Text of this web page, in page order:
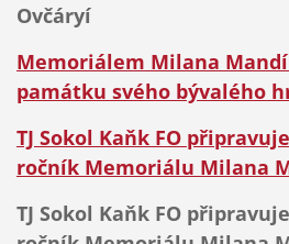
Ovčáryí
Memoriálem Milana
památku svého bývalého
TJ Sokol Kaňk FO
ročník Memoriálu Milana
TJ Sokol Kaňk FO